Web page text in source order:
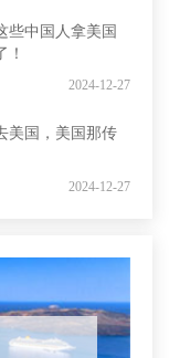
些中国人拿美国
！
2024-12-27
美国，美国那传
2024-12-27